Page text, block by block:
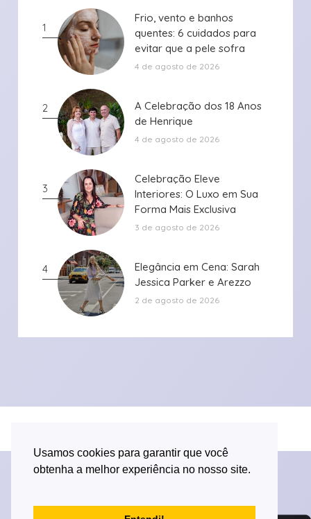
Usamos cookies para garantir que você
obtenha a melhor experiência no nosso site.
1
Frio, vento e banhos
quentes: 6 cuidados para
evitar que a pele sofra
durante ...
Frio, vento e banhos
quentes: 6 cuidados para
evitar que a pele sofra
durante ...
4 de agosto de 2026
2
A Celebração dos 18 Anos
de Henrique
A Celebração dos 18 Anos
de Henrique
4 de agosto de 2026
3
Celebração Eleve
Interiores: O Luxo em Sua
Forma Mais Exclusiva
Celebração Eleve
Interiores: O Luxo em Sua
Forma Mais Exclusiva
3 de agosto de 2026
4
Elegância em Cena: Sarah
Jessica Parker e Arezzo
Elegância em Cena: Sarah
Jessica Parker e Arezzo
2 de agosto de 2026